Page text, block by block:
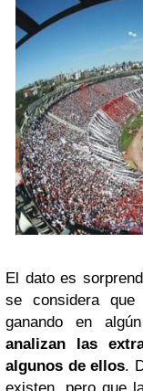
El dato es
se considera
ganando en
analizan las
algunos de ellos.